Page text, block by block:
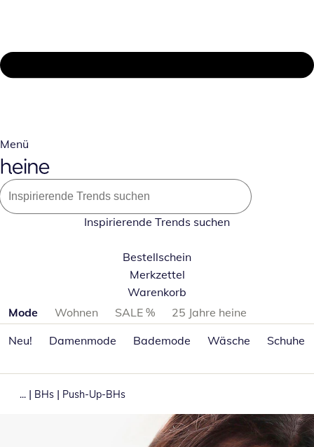
Menü
Inspirierende Trends suchen
Bestellschein
Merkzettel
Warenkorb
Produktkategorien überspringen
Mode Wohnen SALE %
25 Jahre heine
Neu!
Damenmode Bademode Wäsche Schuhe
... | BHs | Push-Up-BHs